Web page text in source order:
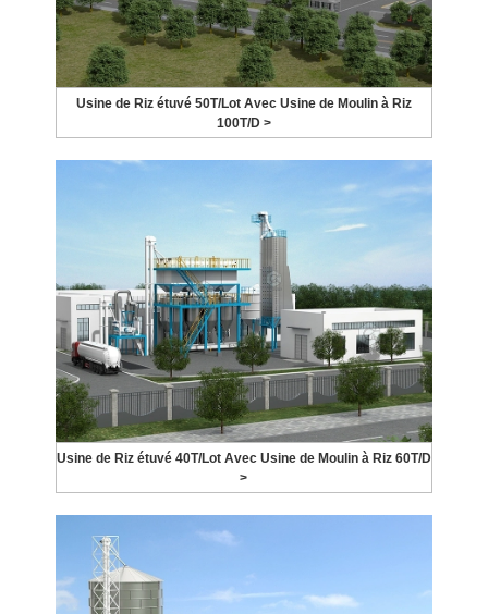
Usine de Riz étuvé 50T/Lot Avec Usine de Moulin à Riz
100T/D >
Usine de Riz étuvé 40T/Lot Avec Usine de Moulin à Riz 60T/D
>